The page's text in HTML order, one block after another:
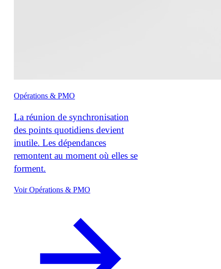
Opérations & PMO
La réunion de synchronisation
des points quotidiens devient
inutile. Les dépendances
remontent au moment où elles se
forment.
Voir Opérations & PMO